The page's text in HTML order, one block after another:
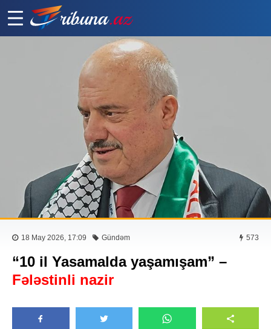
18 May 2026, 17:09 Gündəm 573
“10 il Yasamalda yaşamışam” –
Fələstinli nazir